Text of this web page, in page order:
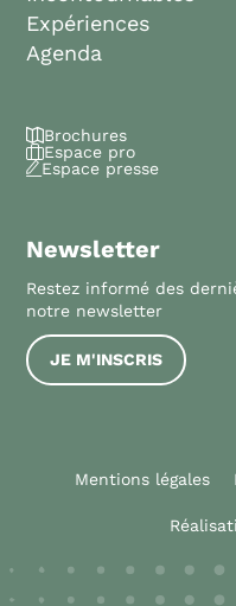
Expériences
Agenda
Brochures
Espace pro
Espace presse
Newsletter
Restez informé des
notre newsletter
JE M'INSCRIS
Mentions légales